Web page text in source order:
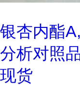
银杏内酯
分析对照
现货